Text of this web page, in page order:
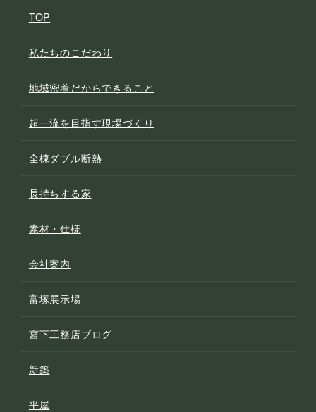
TOP
私たちのこだわり
地域密着だからできること
超一流を目指す現場づくり
全棟ダブル断熱
長持ちする家
素材・仕様
会社案内
富塚展示場
宮下工務店ブログ
新築
平屋